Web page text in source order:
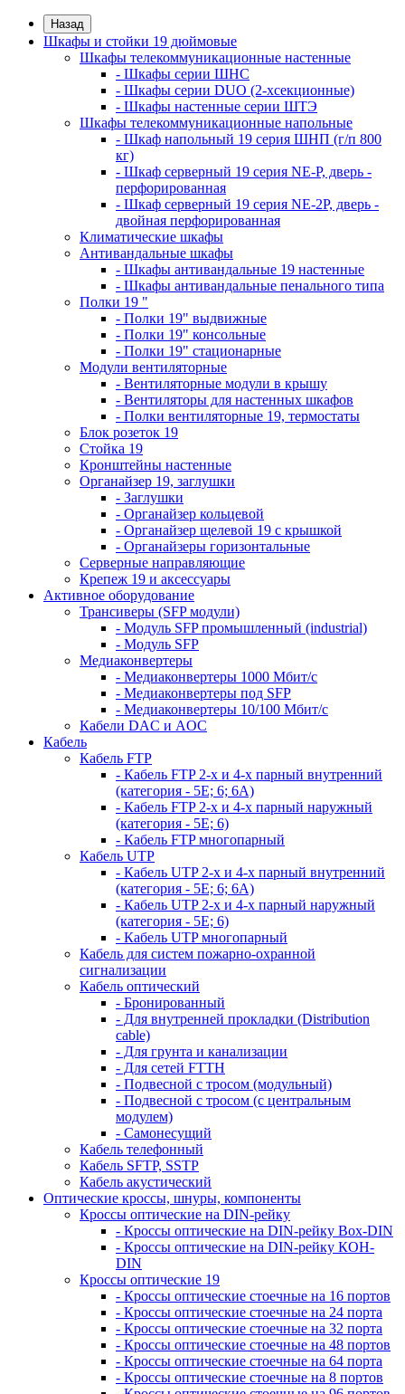
Назад
Шкафы и стойки 19 дюймовые
Шкафы телекоммуникационные настенные
- Шкафы серии ШНС
- Шкафы серии DUO (2-хсекционные)
- Шкафы настенные серии ШТЭ
Шкафы телекоммуникационные напольные
- Шкаф напольный 19 серия ШНП (г/п 800
кг)
- Шкаф серверный 19 серия NE-P, дверь -
перфорированная
- Шкаф серверный 19 серия NE-2P, дверь -
двойная перфорированная
Климатические шкафы
Антивандальные шкафы
- Шкафы антивандальные 19 настенные
- Шкафы антивандальные пенального типа
Полки 19 "
- Полки 19" выдвижные
- Полки 19" консольные
- Полки 19" стационарные
Модули вентиляторные
- Вентиляторные модули в крышу
- Вентиляторы для настенных шкафов
- Полки вентиляторные 19, термостаты
Блок розеток 19
Стойка 19
Кронштейны настенные
Органайзер 19, заглушки
- Заглушки
- Органайзер кольцевой
- Органайзер щелевой 19 с крышкой
- Органайзеры горизонтальные
Серверные направляющие
Крепеж 19 и аксессуары
Активное оборудование
Трансиверы (SFP модули)
- Модуль SFP промышленный (industrial)
- Модуль SFP
Медиаконвертеры
- Медиаконвертеры 1000 Мбит/с
- Медиаконвертеры под SFP
- Медиаконвертеры 10/100 Мбит/с
Кабели DAC и AOC
Кабель
Кабель FTP
- Кабель FTP 2-х и 4-х парный внутренний
(категория - 5Е; 6; 6А)
- Кабель FTP 2-х и 4-х парный наружный
(категория - 5Е; 6)
- Кабель FTP многопарный
Кабель UTP
- Кабель UTP 2-х и 4-х парный внутренний
(категория - 5Е; 6; 6А)
- Кабель UTP 2-х и 4-х парный наружный
(категория - 5Е; 6)
- Кабель UTP многопарный
Кабель для систем пожарно-охранной
сигнализации
Кабель оптический
- Бронированный
- Для внутренней прокладки (Distribution
cable)
- Для грунта и канализации
- Для сетей FTTH
- Подвесной с тросом (модульный)
- Подвесной с тросом (с центральным
модулем)
- Самонесущий
Кабель телефонный
Кабель SFTP, SSTP
Кабель акустический
Оптические кроссы, шнуры, компоненты
Кроссы оптические на DIN-рейку
- Кроссы оптические на DIN-рейку Box-DIN
- Кроссы оптические на DIN-рейку КОН-
DIN
Кроссы оптические 19
- Кроссы оптические стоечные на 16 портов
- Кроссы оптические стоечные на 24 порта
- Кроссы оптические стоечные на 32 порта
- Кроссы оптические стоечные на 48 портов
- Кроссы оптические стоечные на 64 порта
- Кроссы оптические стоечные на 8 портов